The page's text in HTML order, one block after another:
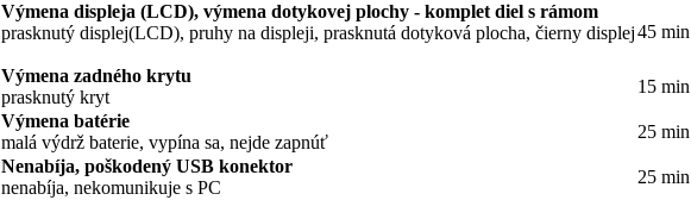
Výmena displeja (LCD), výmena dotykovej plochy - komplet diel s rámom
prasknutý displej(LCD), pruhy na displeji, prasknutá dotyková plocha, čierny displej45 min
Výmena zadného krytu
prasknutý kryt
15 min
Výmena batérie
malá výdrž baterie, vypína sa, nejde zapnúť
25 min
Nenabíja, poškodený USB konektor
nenabíja, nekomunikuje s PC
25 min